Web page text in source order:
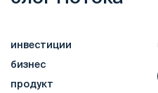
инвестиции
бизнес
продукт